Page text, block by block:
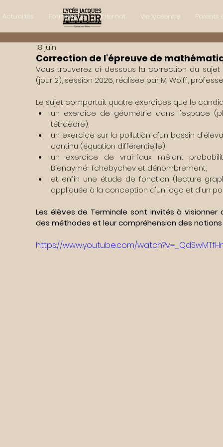
Actualités Formations Internat Vie lycéenne Parents
Correction de l'épreuve de
18 juin
Vous trouverez ci-dessous la correction du
(jour 2), session 2026, réalisée par M. Wolff,
Le sujet comportait quatre exercices que le
un exercice de géométrie dans l'espace
tétraèdre),
un exercice sur la pollution d'un bassin
continu (équation différentielle),
un exercice de vrai-faux mêlant
Bienaymé-Tchebychev et dénombrement,
et enfin une étude de fonction (lecture
appliquée à la conception d'un logo et d'un
Les élèves de Terminale sont invités à
des méthodes et leur compréhension des notions
https://www.youtube.com/